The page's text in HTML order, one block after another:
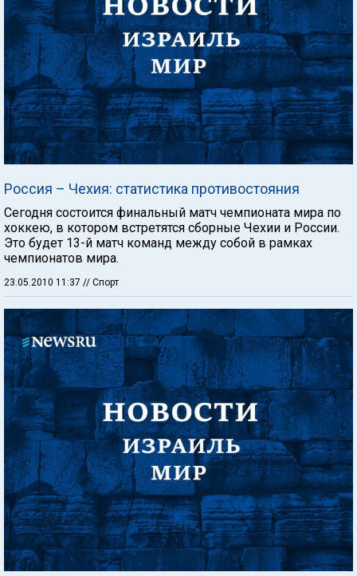
Россия – Чехия: статистика противостояния
Сегодня состоится финальный матч чемпионата мира по
хоккею, в котором встретятся сборные Чехии и России.
Это будет 13-й матч команд между собой в рамках
чемпионатов мира.
23.05.2010 11:37 // Спорт